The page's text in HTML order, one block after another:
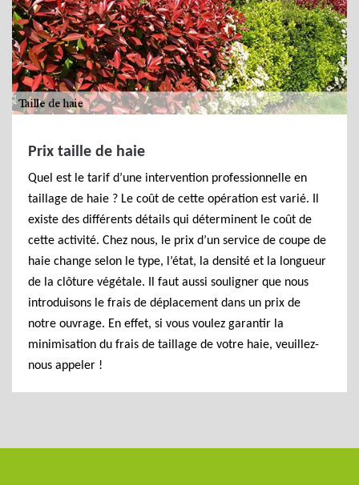
Prix taille de haie
Quel est le tarif d’une intervention professionnelle en
taillage de haie ? Le coût de cette opération est varié. Il
existe des différents détails qui déterminent le coût de
cette activité. Chez nous, le prix d’un service de coupe de
haie change selon le type, l’état, la densité et la longueur
de la clôture végétale. Il faut aussi souligner que nous
introduisons le frais de déplacement dans un prix de
notre ouvrage. En effet, si vous voulez garantir la
minimisation du frais de taillage de votre haie, veuillez-
nous appeler !